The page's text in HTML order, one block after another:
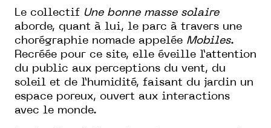
Le collectif Une bonne masse solaire
aborde, quant à lui, le parc à travers une
chorégraphie nomade appelée Mobiles.
Recréée pour ce site, elle éveille l’attention
du public aux perceptions du vent, du
soleil et de l’humidité, faisant du jardin un
espace poreux, ouvert aux interactions
avec le monde.